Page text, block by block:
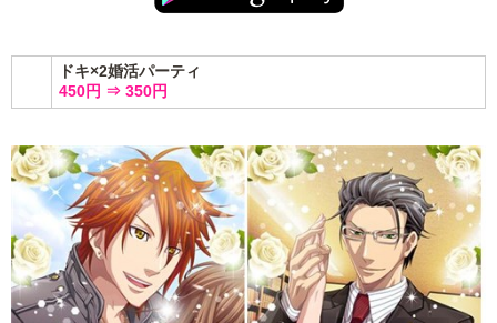
ドキ×2婚活パーティ
450円 ⇒ 350円